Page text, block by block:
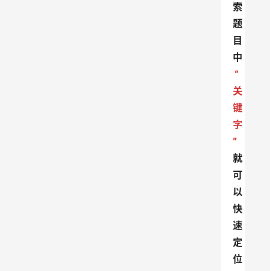
索
题
目
中
“
关
键
字
”
就
可
以
快
速
定
位